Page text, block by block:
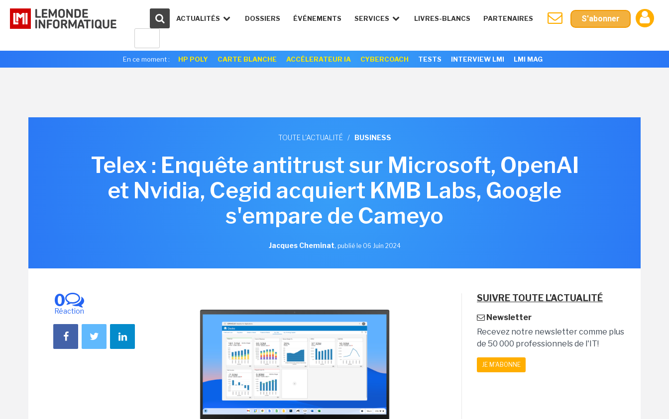
ACTUALITÉS DOSSIERS ÉVÉNEMENTS SERVICES LIVRES-BLANCS PARTENAIRES S'abonner
En ce moment : HP POLY CARTE BLANCHE ACCÉLERATEUR IA CYBERCOACH TESTS INTERVIEW LMI LMI MAG
TOUTE L'ACTUALITÉ / BUSINESS
Telex : Enquête antitrust sur Microsoft, OpenAI
et Nvidia, Cegid acquiert KMB Labs, Google
s'empare de Cameyo
Jacques Cheminat, publié le 06 Juin 2024
0
Réaction
SUIVRE TOUTE L'ACTUALITÉ
Newsletter
Recevez notre newsletter comme plus
de 50 000 professionnels de l'IT!
JE M'ABONNE